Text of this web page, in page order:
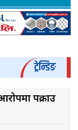
ट्रेन्डिङ
पक्राउ